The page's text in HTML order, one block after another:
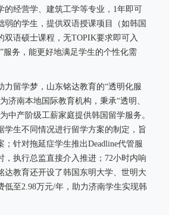
的经营学、建筑工学等专业，1年即可
弱的学生，提供双语授课项目（如韩国
双语硕士课程，无TOPIK要求即可入
服务，能更好地满足学生的个性化需
力留学梦，山东铭达教育的“透明化服
济南本地国际教育机构，秉承“透明、
中产阶级工薪家庭提供韩国留学服务。
学生不同情况进行留学方案的制定，旨
；针对拖延症学生推出Deadline代管服
，执行总监直接介入推进；72小时内响
达教育还开设了韩国东明大学、世明大
低至2.98万元/年，助力济南学生实现韩